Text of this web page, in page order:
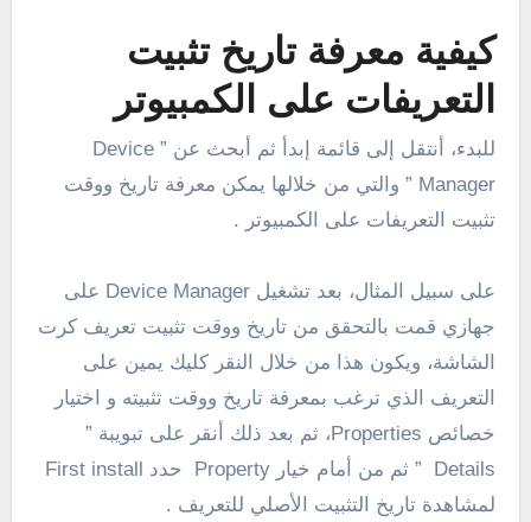
كيفية معرفة تاريخ تثبيت
التعريفات على الكمبيوتر
للبدء، أنتقل إلى قائمة إبدأ ثم أبحث عن ” Device
Manager ” والتي من خلالها يمكن معرفة تاريخ ووقت
تثبيت التعريفات على الكمبيوتر .
على سبيل المثال، بعد تشغيل Device Manager على
جهازي قمت بالتحقق من تاريخ ووقت تثبيت تعريف كرت
الشاشة، ويكون هذا من خلال النقر كليك يمين على
التعريف الذي ترغب بمعرفة تاريخ ووقت تثبيته و اختيار
خصائص Properties، ثم بعد ذلك أنقر على تبويبة ”
لمشاهدة تاريخ التثبيت الأصلي للتعريف .